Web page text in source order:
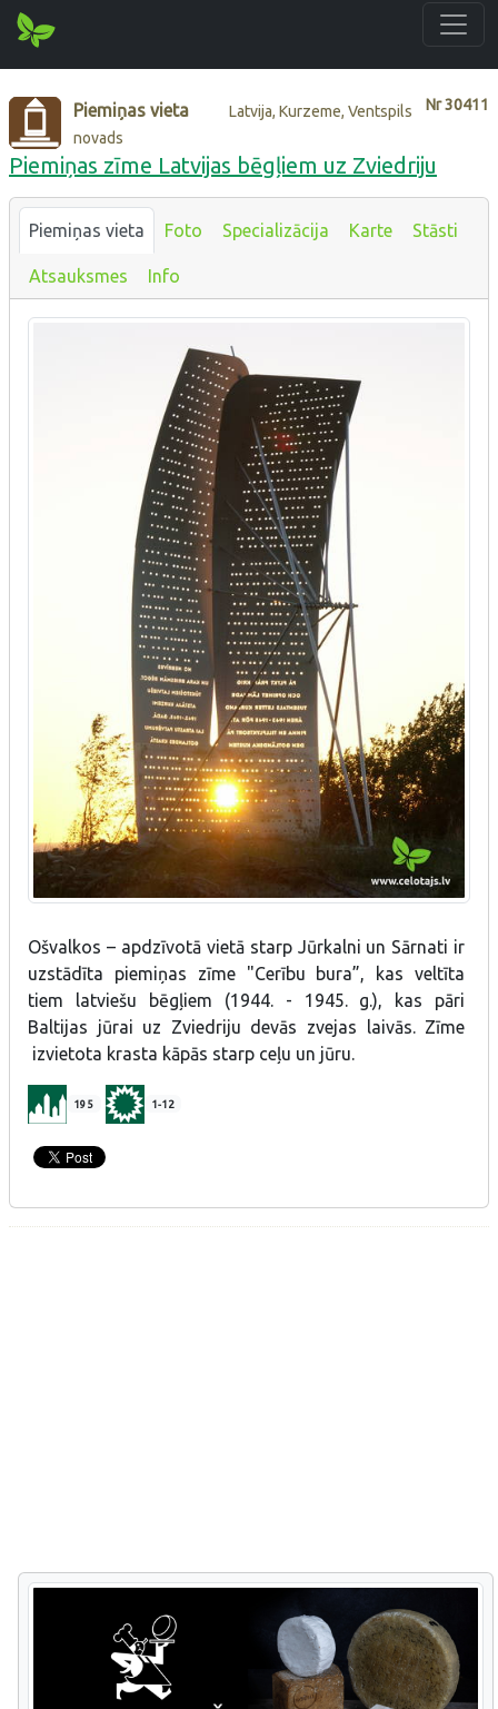
Nr30411
Piemiņas vieta
Latvija, Kurzeme, Ventspils
novads
Piemiņas zīme Latvijas bēgļiem uz Zviedriju
Piemiņas vieta Foto Specializācija Karte Stāsti
Atsauksmes Info
Ošvalkos – apdzīvotā vietā starp Jūrkalni un Sārnati ir
uzstādīta piemiņas zīme "Cerību bura”, kas veltīta
tiem latviešu bēgļiem (1944. - 1945. g.), kas pāri
Baltijas jūrai uz Zviedriju devās zvejas laivās. Zīme
izvietota krasta kāpās starp ceļu un jūru.
195 1-12